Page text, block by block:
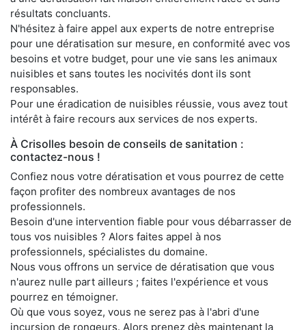
résultats concluants.
N'hésitez à faire appel aux experts de notre entreprise
pour une dératisation sur mesure, en conformité avec vos
besoins et votre budget, pour une vie sans les animaux
nuisibles et sans toutes les nocivités dont ils sont
responsables.
Pour une éradication de nuisibles réussie, vous avez tout
intérêt à faire recours aux services de nos experts.
À Crisolles besoin de conseils de sanitation :
contactez-nous !
Confiez nous votre dératisation et vous pourrez de cette
façon profiter des nombreux avantages de nos
professionnels.
Besoin d'une intervention fiable pour vous débarrasser de
tous vos nuisibles ? Alors faites appel à nos
professionnels, spécialistes du domaine.
Nous vous offrons un service de dératisation que vous
n'aurez nulle part ailleurs ; faites l'expérience et vous
pourrez en témoigner.
Où que vous soyez, vous ne serez pas à l'abri d'une
incursion de rongeurs. Alors prenez dès maintenant la